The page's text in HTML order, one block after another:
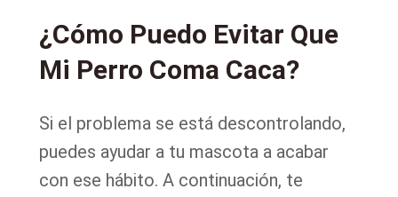
¿Cómo Puedo Evitar Que
Mi Perro Coma Caca?
Si el problema se está descontrolando,
puedes ayudar a tu mascota a acabar
con ese hábito. A continuación, te